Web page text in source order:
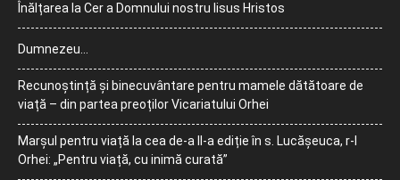
Înălțarea la Cer a Domnului nostru Iisus Hristos
Dumnezeu…
Recunoștință și binecuvântare pentru mamele dătătoare de
viață – din partea preoților Vicariatului Orhei
Marșul pentru viață la cea de-a II-a ediție în s. Lucășeuca, r-l
Orhei: „Pentru viață, cu inimă curată”